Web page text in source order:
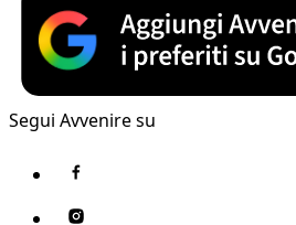
Segui Avvenire su